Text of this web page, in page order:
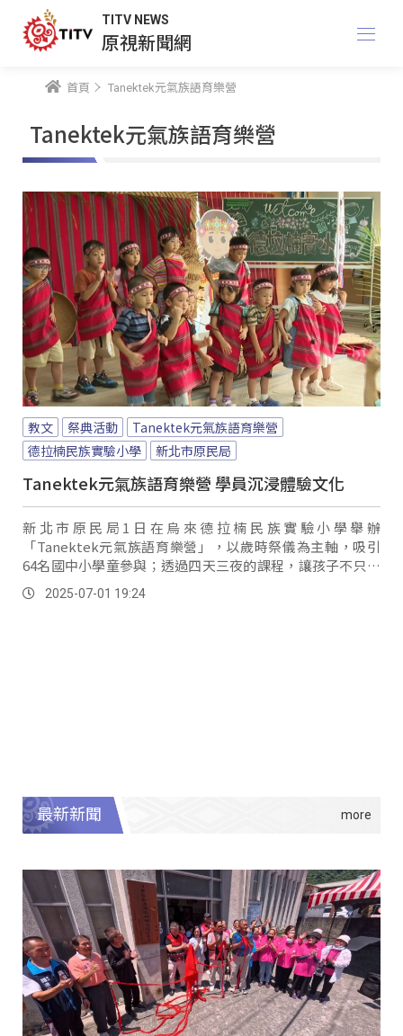
TITV NEWS
原視新聞網
首頁 Tanektek元氣族語育樂營
Tanektek元氣族語育樂營
教文 祭典活動
Tanektek元氣族語育樂營
德拉楠民族實驗小學
新北市原民局
Tanektek元氣族語育樂營 學員沉浸體驗文化
新北市原民局1日在烏來德拉楠民族實驗小學舉辦
「Tanektek元氣族語育樂營」，以歲時祭儀為主軸，吸引
64名國中小學童參與；透過四天三夜的課程，讓孩子不只學
習族語，也能體驗泰雅、排灣、卑南與賽夏等族群的傳統儀
式與生活文化。
2025-07-01 19:24
最新新聞